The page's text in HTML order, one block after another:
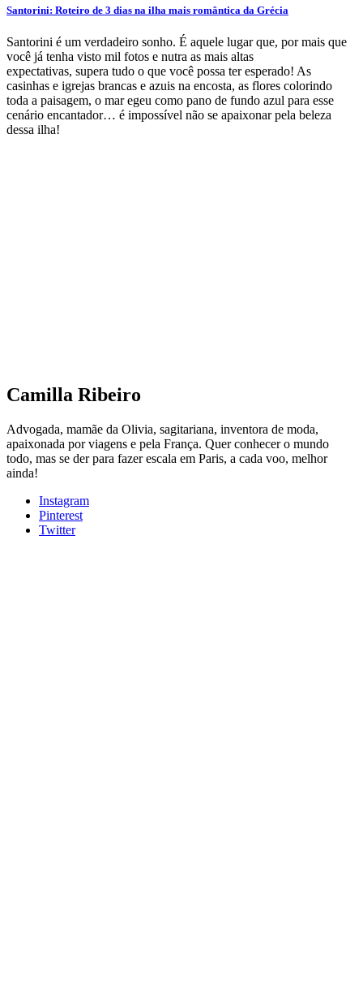
Santorini: Roteiro de 3 dias na ilha mais romântica da Grécia
Santorini é um verdadeiro sonho. É aquele lugar que, por mais que
você já tenha visto mil fotos e nutra as mais altas
expectativas, supera tudo o que você possa ter esperado! As
casinhas e igrejas brancas e azuis na encosta, as flores colorindo
toda a paisagem, o mar egeu como pano de fundo azul para esse
cenário encantador… é impossível não se apaixonar pela beleza
dessa ilha!
Camilla Ribeiro
Advogada, mamãe da Olivia, sagitariana, inventora de moda,
apaixonada por viagens e pela França. Quer conhecer o mundo
todo, mas se der para fazer escala em Paris, a cada voo, melhor
ainda!
Instagram
Pinterest
Twitter